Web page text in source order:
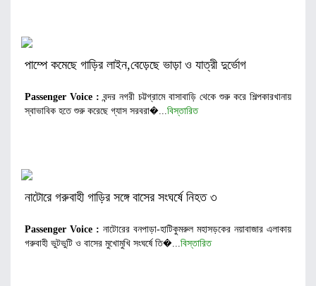
পাম্পে কমেছে গাড়ির লাইন,বেড়েছে ভাড়া ও যাত্রী দুর্ভোগ
Passenger Voice : বন্দর নগরী চট্টগ্রামে বাসাবাড়ি থেকে শুরু করে শিল্পকারখানায়
স্বাভাবিক হতে শুরু করেছে গ্যাস সরবরা�...বিস্তারিত
নাটোরে গরুবাহী গাড়ির সঙ্গে বাসের সংঘর্ষে নিহত ৩
Passenger Voice : নাটোরের বনপাড়া-হাটিকুমরুল মহাসড়কের নয়াবাজার এলাকায়
গরুবাহী ভুটভুটি ও বাসের মুখোমুখি সংঘর্ষে তি�...বিস্তারিত